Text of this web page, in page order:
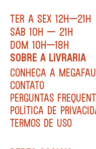
TER A SEX 12H—21H
SÁB 10H — 21H
DOM 10H—18H
SOBRE A LIVRARIA
CONHEÇA A
CONTATO
PERGUNTAS
POLÍTICA DE
TERMOS DE USO